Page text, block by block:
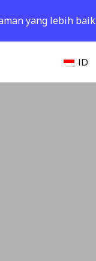
ID
yang lebih baik